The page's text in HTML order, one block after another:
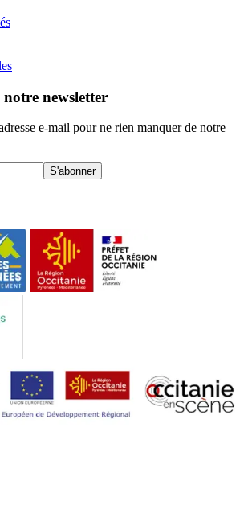
newsletter
e-mail pour ne rien manquer de notre
S'abonner